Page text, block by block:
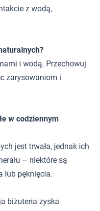
z wodą,
i wodą. Przechowuj
zarysowaniom i
w codziennym
jest trwała, jednak ich
– niektóre są
lub pęknięcia.
biżuteria zyska